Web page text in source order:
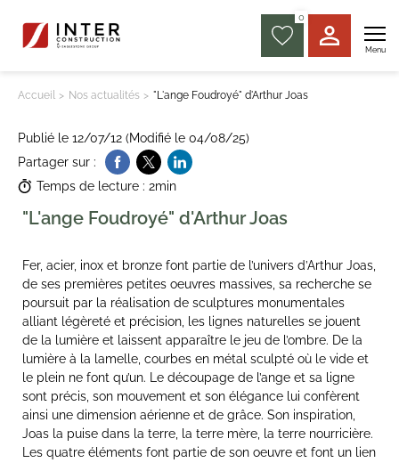
0
Menu
Accueil Nos actualités "L'ange Foudroyé" d'Arthur Joas
Publié le 12/07/12 (Modifié le 04/08/25)
Partager sur :
Temps de lecture : 2min
"L'ange Foudroyé" d'Arthur Joas
Fer, acier, inox et bronze font partie de l’univers d’Arthur Joas,
de ses premières petites oeuvres massives, sa recherche se
poursuit par la réalisation de sculptures monumentales
alliant légèreté et précision, les lignes naturelles se jouent
de la lumière et laissent apparaître le jeu de l’ombre. De la
lumière à la lamelle, courbes en métal sculpté où le vide et
le plein ne font qu’un. Le découpage de l’ange et sa ligne
sont précis, son mouvement et son élégance lui confèrent
ainsi une dimension aérienne et de grâce. Son inspiration,
Joas la puise dans la terre, la terre mère, la terre nourricière.
Les quatre éléments font partie de son oeuvre et font un lien